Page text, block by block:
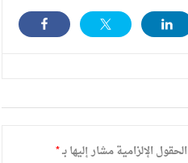
الحقول الإلزامية مشار إليها بـ*